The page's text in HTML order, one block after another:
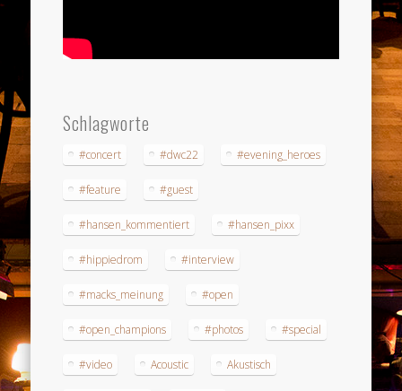
Schlagworte
#concert #dwc22 #evening_heroes
#feature #guest
#hansen_kommentiert #hansen_pixx
#hippiedrom #interview
#macks_meinung #open
#open_champions #photos #special
#video Acoustic Akustisch